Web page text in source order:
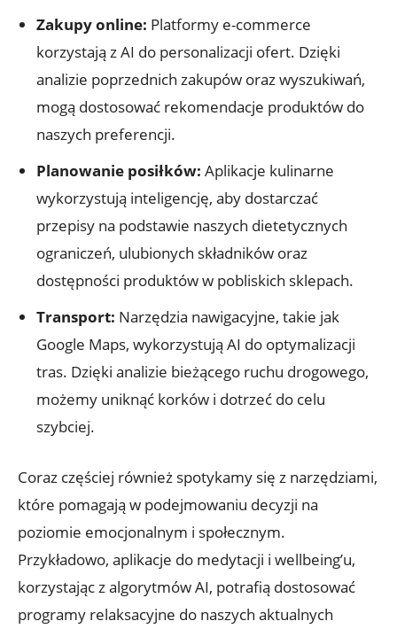
Zakupy online: Platformy e-commerce
korzystają z AI do personalizacji ⁣ofert. Dzięki
analizie poprzednich zakupów oraz⁣ wyszukiwań,‍
mogą dostosować rekomendacje produktów do
naszych preferencji.
Planowanie posiłków: Aplikacje kulinarne
⁢wykorzystują inteligencję,‍ aby dostarczać
przepisy na ‌podstawie‌ naszych dietetycznych
ograniczeń, ulubionych⁣ składników oraz
dostępności produktów w pobliskich ‍sklepach.
Transport: Narzędzia nawigacyjne, takie jak
Google Maps,⁣ wykorzystują AI do optymalizacji⁢
tras.​ Dzięki analizie bieżącego ruchu drogowego,
możemy uniknąć korków i ‌dotrzeć do celu
szybciej.
Coraz​ częściej‌ również‍ spotykamy ⁢się z narzędziami,⁤
które pomagają w podejmowaniu decyzji na
poziomie emocjonalnym i społecznym.
Przykładowo,​ aplikacje do medytacji⁢ i⁤ wellbeing’u,
korzystając z ⁣algorytmów AI, potrafią dostosować
programy relaksacyjne do naszych aktualnych